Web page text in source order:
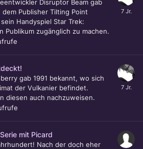
Disruptor Beam gab
Publisher Tilting Point
Handyspiel Star Trek:
Publikum zugänglich zu machen.
gab 1991 bekannt, wo sich
der Vulkanier befindet.
diesen auch nachzuweisen.
mit Picard
Nach der doch eher